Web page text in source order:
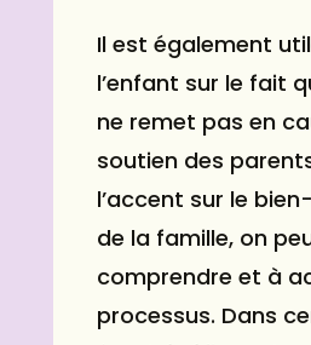
Il est également
l’enfant sur le fait
ne remet pas en
soutien des
l’accent sur le
de la famille, on
comprendre et à
processus. Dans